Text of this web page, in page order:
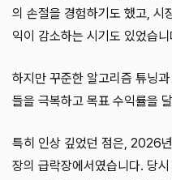
의 손절을 경험하기도 했고, 시
익이 감소하는 시기도 있었습니
하지만 꾸준한 알고리즘 튜닝
들을 극복하고 목표 수익률을
특히 인상 깊었던 점은, 2026
장의 급락장에서였습니다. 당